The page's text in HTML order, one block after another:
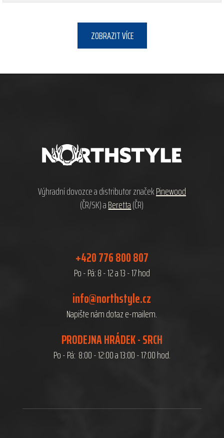
ZOBRAZIT VÍCE
Výhradní dovozce a distributor značekPinewood
(ČR/SK) aBeretta(ČR)
+420 776 800 807
Po - Pá: 8 - 12 a 13 - 17 hod
info@northstyle.cz
Napište nám dotaz e-mailem.
PRODEJNA HRÁDEK - SRCH
Po - Pá: 8:00 - 12:00 a 13:00 - 17:00 hod.